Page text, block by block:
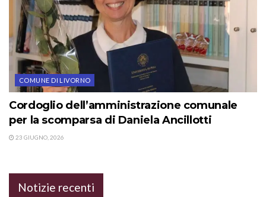
COMUNE DI LIVORNO
Cordoglio dell’amministrazione comunale
per la scomparsa di Daniela Ancillotti
23 GIUGNO, 2026
Notizie recenti